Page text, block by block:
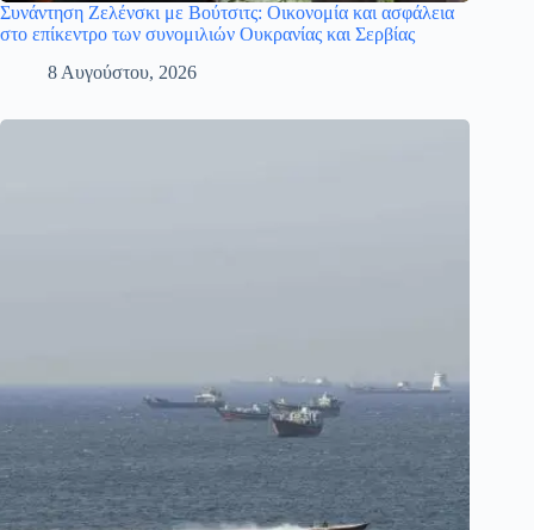
Συνάντηση Ζελένσκι με Βούτσιτς: Οικονομία και ασφάλεια
στο επίκεντρο των συνομιλιών Ουκρανίας και Σερβίας
8 Αυγούστου, 2026